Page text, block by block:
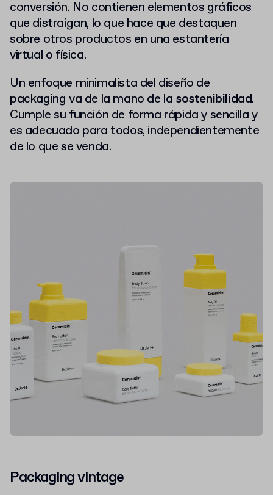
conversión. No contienen elementos gráficos
que distraigan, lo que hace que destaquen
sobre otros productos en una estantería
virtual o física.
Un enfoque minimalista del diseño de
packaging va de la mano de la sostenibilidad.
Cumple su función de forma rápida y sencilla y
es adecuado para todos, independientemente
de lo que se venda.
Packaging vintage